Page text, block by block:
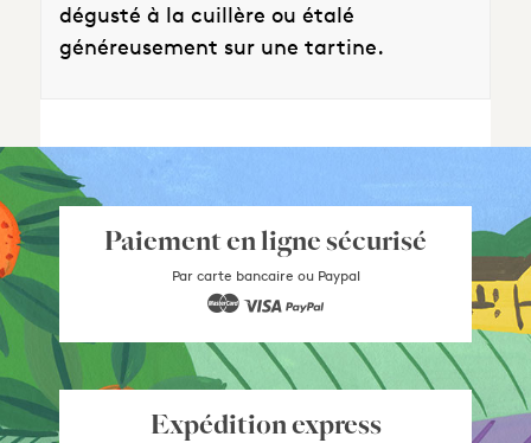
dégusté à la cuillère ou étalé
généreusement sur une tartine.
Paiement en ligne sécurisé
Par carte bancaire ou Paypal
Expédition express